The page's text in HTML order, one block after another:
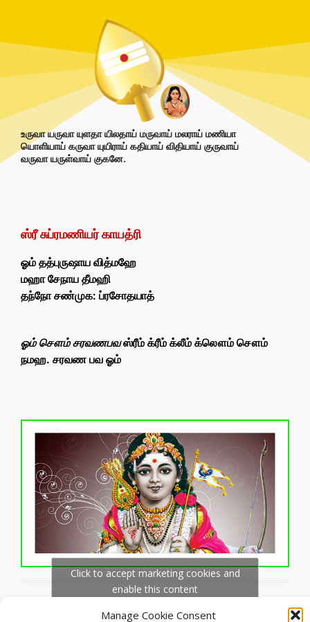
Manage Cookie Consent
உருவா யருவா யுளதா யிலதாய் மருவாய் மலராய் மணியா
யொளியாய் கருவா யுயிராய் கதியாய் விதியாய் குருவாய்
வருவா யருள்வாய் குகனே.
ஸ்ரீ சுப்ரமணியர் காயத்ரி
ஓம் தத்புருஷாய வித்மஹே
மஹா சேநாய தீமஹி
தந்நோ சண்முக: ப்ரசோதயாத்
ஓம் சௌம் சரவணபவஸ்ரீம் க்ரீம் க்லீம் க்லௌம் சௌம்
நமஹ. சரவண பவ ஓம்
Click to accept marketing cookies and
enable this content